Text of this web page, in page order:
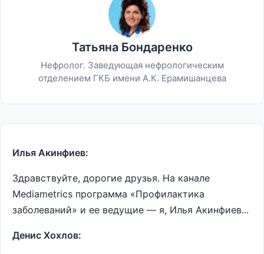
Татьяна Бондаренко
Нефролог. Заведующая нефрологическим
отделением ГКБ имени А.К. Ерамишанцева
Илья Акинфиев:
Здравствуйте, дорогие друзья. На канале
Mediametrics программа «Профилактика
заболеваний» и ее ведущие — я, Илья Акинфиев...
Денис Хохлов: